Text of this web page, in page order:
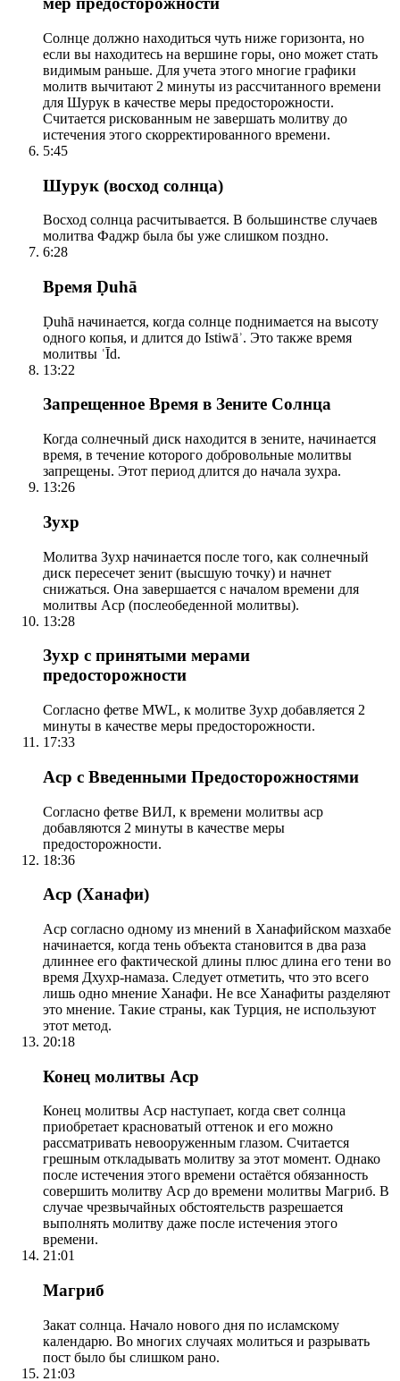
Солнце должно находиться чуть ниже горизонта, но
если вы находитесь на вершине горы, оно может стать
видимым раньше. Для учета этого многие графики
молитв вычитают 2 минуты из рассчитанного времени
для Шурук в качестве меры предосторожности.
Считается рискованным не завершать молитву до
истечения этого скорректированного времени.
5:45
Шурук (восход солнца)
Восход солнца расчитывается. В большинстве случаев
молитва Фаджр была бы уже слишком поздно.
6:28
Время Ḍuhā
Ḍuhā начинается, когда солнце поднимается на высоту
одного копья, и длится до Istiwāʾ. Это также время
молитвы ʿĪd.
13:22
Запрещенное Время в Зените Солнца
Когда солнечный диск находится в зените, начинается
время, в течение которого добровольные молитвы
запрещены. Этот период длится до начала зухра.
13:26
Зухр
Молитва Зухр начинается после того, как солнечный
диск пересечет зенит (высшую точку) и начнет
снижаться. Она завершается с началом времени для
молитвы Аср (послеобеденной молитвы).
13:28
Зухр с принятыми мерами
предосторожности
Согласно фетве MWL, к молитве Зухр добавляется 2
минуты в качестве меры предосторожности.
17:33
Аср с Введенными Предосторожностями
Согласно фетве ВИЛ, к времени молитвы аср
добавляются 2 минуты в качестве меры
предосторожности.
18:36
Аср (Ханафи)
Аср согласно одному из мнений в Ханафийском мазхабе
начинается, когда тень объекта становится в два раза
длиннее его фактической длины плюс длина его тени во
время Дхухр-намаза. Следует отметить, что это всего
лишь одно мнение Ханафи. Не все Ханафиты разделяют
это мнение. Такие страны, как Турция, не используют
этот метод.
20:18
Конец молитвы Аср
Конец молитвы Аср наступает, когда свет солнца
приобретает красноватый оттенок и его можно
рассматривать невооруженным глазом. Считается
грешным откладывать молитву за этот момент. Однако
после истечения этого времени остаётся обязанность
совершить молитву Аср до времени молитвы Магриб. В
случае чрезвычайных обстоятельств разрешается
выполнять молитву даже после истечения этого
времени.
21:01
Магриб
Закат солнца. Начало нового дня по исламскому
календарю. Во многих случаях молиться и разрывать
пост было бы слишком рано.
21:03